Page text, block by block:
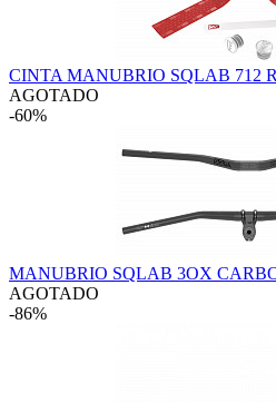
CINTA MANUBRIO SQLAB 712
AGOTADO
-60%
MANUBRIO SQLAB 3OX
AGOTADO
-86%